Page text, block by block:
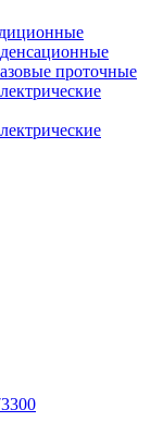
проточные